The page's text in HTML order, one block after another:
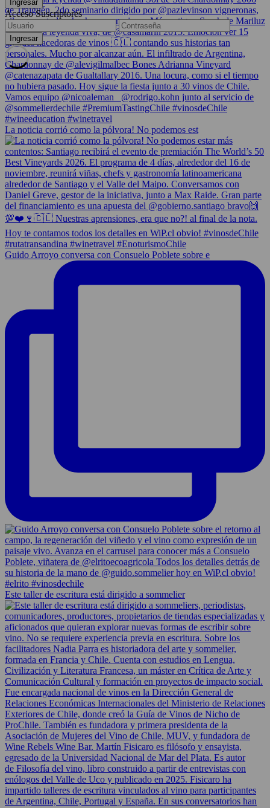
La noticia corrió como la pólvora! No podemos est
Guido Arroyo conversa con Consuelo Poblete sobre e
Este taller de escritura está dirigido a sommelier
Acceso Suscriptores